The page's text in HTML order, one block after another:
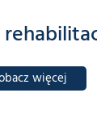
więcej